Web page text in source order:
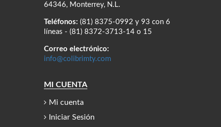
64346, Monterrey, N.L.
Teléfonos: (81) 8375-0992 y 93 con 6
líneas - (81) 8372-3713-14 o 15
Correo electrónico:
info@colibrimty.com
MI CUENTA
Mi cuenta
Iniciar Sesión